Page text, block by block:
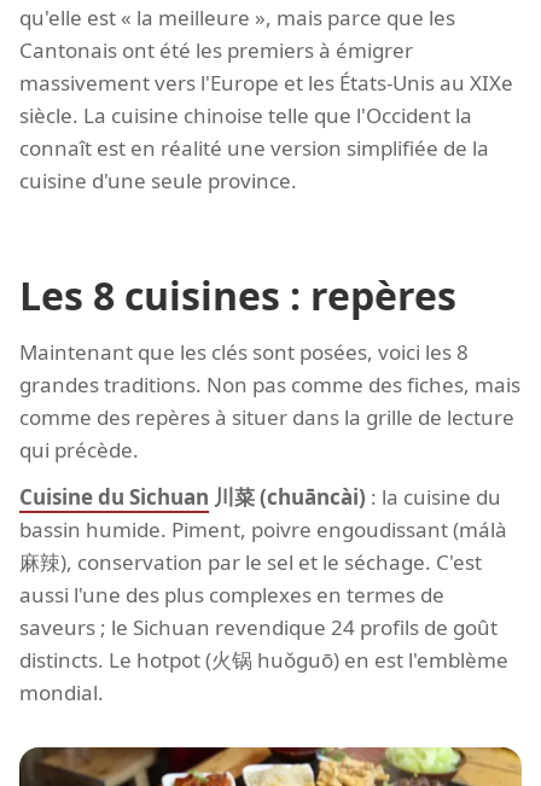
qu'elle est « la meilleure », mais parce que les
Cantonais ont été les premiers à émigrer
massivement vers l'Europe et les États-Unis au XIXe
siècle. La cuisine chinoise telle que l'Occident la
connaît est en réalité une version simplifiée de la
cuisine d'une seule province.
Les 8 cuisines : repères
Maintenant que les clés sont posées, voici les 8
grandes traditions. Non pas comme des fiches, mais
comme des repères à situer dans la grille de lecture
qui précède.
Cuisine du Sichuan 川菜 (chuāncài) : la cuisine du
bassin humide. Piment, poivre engoudissant (málà
麻辣), conservation par le sel et le séchage. C'est
aussi l'une des plus complexes en termes de
saveurs ; le Sichuan revendique 24 profils de goût
distincts. Le hotpot (火锅 huǒguō) en est l'emblème
mondial.